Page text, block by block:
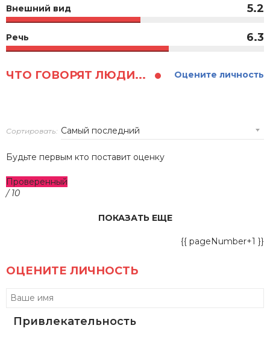
Внешний вид 5.2
Речь 6.3
ЧТО ГОВОРЯТ ЛЮДИ... Оцените личность
Сортировать:
Будьте первым кто поставит оценку
Проверенный
/ 10
ПОКАЗАТЬ ЕЩЕ
{{ pageNumber+1 }}
ОЦЕНИТЕ ЛИЧНОСТЬ
Привлекательность